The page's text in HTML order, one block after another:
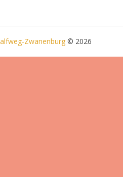
Zwanenburg © 2026